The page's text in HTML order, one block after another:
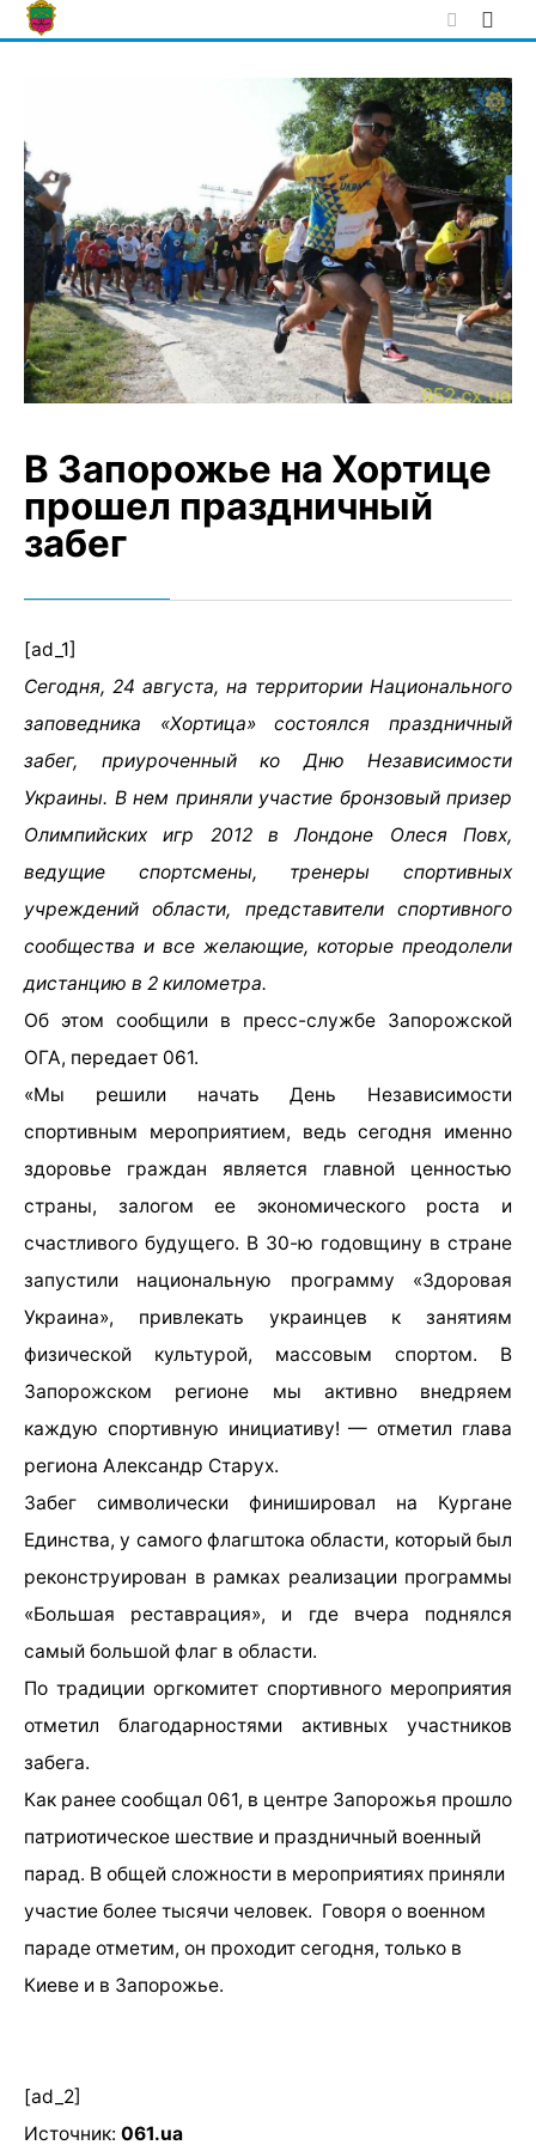
Skip
to
В Запорожье на Хортице
прошел праздничный
забег
[ad_1]
Сегодня, 24 августа, на территории Национального
заповедника «Хортица» состоялся праздничный
забег, приуроченный ко Дню Независимости
Украины. В нем приняли участие бронзовый призер
Олимпийских игр 2012 в Лондоне Олеся Повх,
ведущие спортсмены, тренеры спортивных
учреждений области, представители спортивного
сообщества и все желающие, которые преодолели
дистанцию ​​в 2 километра.
Об этом сообщили в пресс-службе Запорожской
ОГА, передает 061.
«Мы решили начать День Независимости
спортивным мероприятием, ведь сегодня именно
здоровье граждан является главной ценностью
страны, залогом ее экономического роста и
счастливого будущего. В 30-ю годовщину в стране
запустили национальную программу «Здоровая
Украина», привлекать украинцев к занятиям
физической культурой, массовым спортом. В
Запорожском регионе мы активно внедряем
каждую спортивную инициативу! — отметил глава
региона Александр Старух.
Забег символически финишировал на Кургане
Единства, у самого флагштока области, который был
реконструирован в рамках реализации программы
«Большая реставрация», и где вчера поднялся
самый большой флаг в области.
По традиции оргкомитет спортивного мероприятия
отметил благодарностями активных участников
забега.
Как ранее сообщал 061, в центре Запорожья прошло
патриотическое шествие и праздничный военный
парад. В общей сложности в мероприятиях приняли
участие более тысячи человек. Говоря о военном
параде отметим, он проходит сегодня, только в
Киеве и в Запорожье.
[ad_2]
Источник: 061.ua